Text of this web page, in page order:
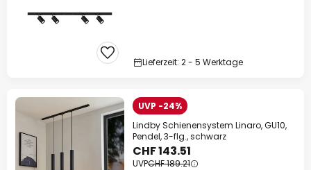
Lieferzeit: 2 - 5 Werktage
UVP -24%
Lindby Schienensystem Linaro, GU10,
Pendel, 3-flg., schwarz
CHF 143.51
UVPCHF 189.21